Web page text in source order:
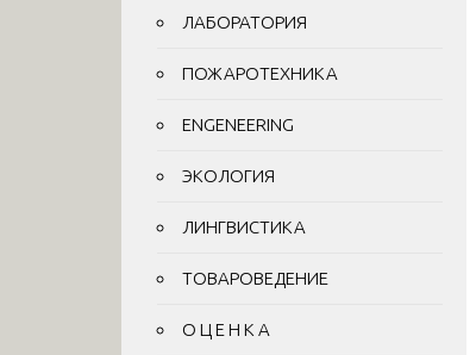
ЛАБОРАТОРИЯ
ПОЖАРОТЕХНИКА
ENGENEERING
ЭКОЛОГИЯ
ЛИНГВИСТИКА
ТОВАРОВЕДЕНИЕ
О Ц Е Н К А